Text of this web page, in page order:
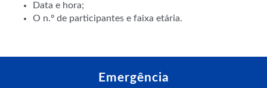
Data e hora;
O n.º de participantes e faixa etária.
Emergência